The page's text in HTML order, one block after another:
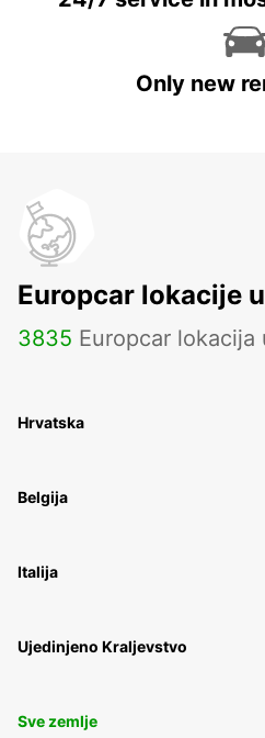
Only new
Europcar lokacije
3835 Europcar lokacija
Hrvatska
Belgija
Italija
Ujedinjeno Kraljevstvo
Sve zemlje